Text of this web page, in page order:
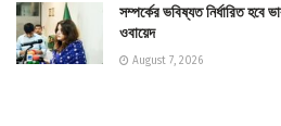
সম্পর্কের ভবিষ্যত নির্ধারিত হবে
ওবায়েদ
August 7, 2026